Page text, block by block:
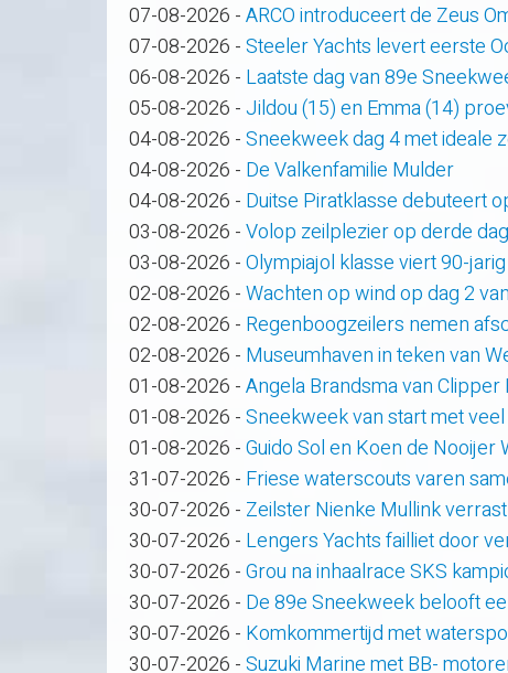
07-08-2026 -ARCO introduceert de Zeus
07-08-2026 -Steeler Yachts levert eerste
06-08-2026 - Laatste dag van 89e
05-08-2026 -Jildou (15) en Emma (14)
04-08-2026 -Sneekweek dag 4 met ideale
04-08-2026 - De Valkenfamilie Mulder
04-08-2026 - Duitse Piratklasse debuteert
03-08-2026 -Volop zeilplezier op derde
03-08-2026 -Olympiajol klasse viert 90-
02-08-2026 -Wachten op wind op dag 2
02-08-2026 - Regenboogzeilers nemen
02-08-2026 - Museumhaven in teken van
01-08-2026 -Angela Brandsma van
01-08-2026 -Sneekweek van start met
01-08-2026 -Guido Sol en Koen de
31-07-2026 - Friese waterscouts varen
30-07-2026 - Zeilster Nienke Mullink
30-07-2026 - Lengers Yachts failliet door
30-07-2026 -Grou na inhaalrace SKS
30-07-2026 - De 89e Sneekweek belooft
30-07-2026 - Komkommertijd met
30-07-2026 -Suzuki Marine met BB-